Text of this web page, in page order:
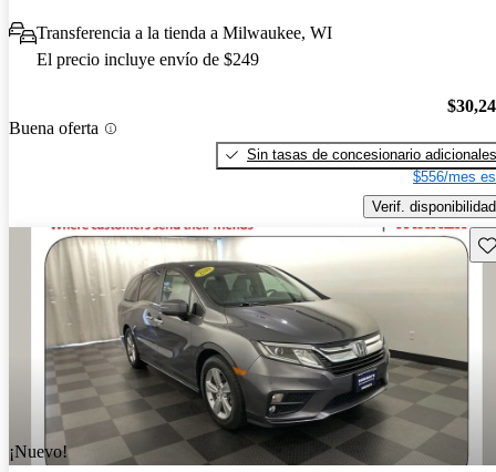
Transferencia a la tienda a Milwaukee, WI
El precio incluye envío de $249
Buena oferta
Sin tasas de concesionario adicionales
$556/mes
Verif. disponibilidad
¡Nuevo!